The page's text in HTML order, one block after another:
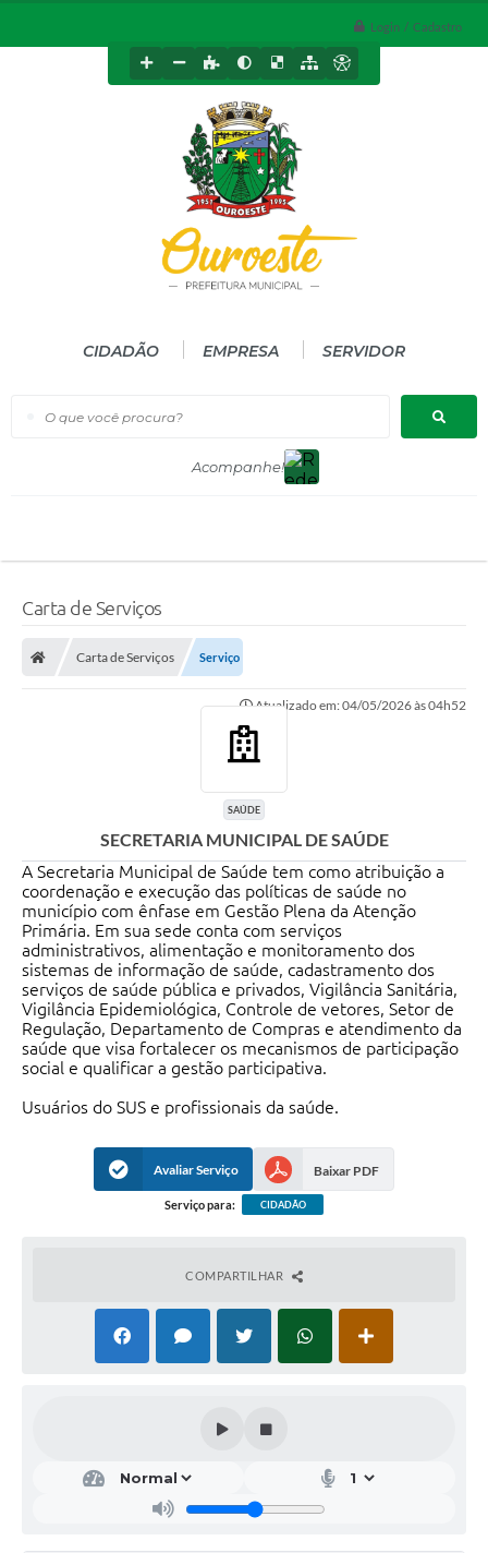
Login / Cadastro
O que você procura?
CIDADÃO EMPRESA SERVIDOR
Carta de Serviços
Carta de Serviços Serviço
Atualizado em: 04/05/2026 às 04h52
SAÚDE
SECRETARIA MUNICIPAL DE SAÚDE
A Secretaria Municipal de Saúde tem como atribuição a
coordenação e execução das políticas de saúde no
município com ênfase em Gestão Plena da Atenção
Primária. Em sua sede conta com serviços
administrativos, alimentação e monitoramento dos
sistemas de informação de saúde, cadastramento dos
serviços de saúde pública e privados, Vigilância Sanitária,
Vigilância Epidemiológica, Controle de vetores, Setor de
Regulação, Departamento de Compras e atendimento da
saúde que visa fortalecer os mecanismos de participação
social e qualificar a gestão participativa.
Usuários do SUS e profissionais da saúde.
Avaliar Serviço Baixar PDF
Serviço para: CIDADÃO
COMPARTILHAR